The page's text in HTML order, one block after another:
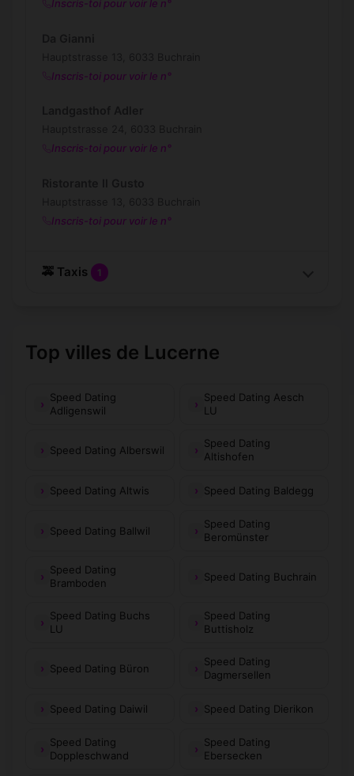
Inscris-toi pour voir le n°
Inscris-toi pour voir le n°
Inscris-toi pour voir le n°
Inscris-toi pour voir le n°
🚕 Taxis 1
Top villes de Lucerne
Speed Dating
Adligenswil
Speed Dating Aesch
LU
Speed Dating Alberswil
Speed Dating
Altishofen
Speed Dating Altwis Speed Dating Baldegg
Speed Dating Ballwil
Speed Dating
Beromünster
Speed Dating
Bramboden
Speed Dating Buchrain
Speed Dating Buchs
LU
Speed Dating
Buttisholz
Speed Dating Büron
Speed Dating
Dagmersellen
Speed Dating Daiwil Speed Dating Dierikon
Speed Dating
Doppleschwand
Speed Dating
Ebersecken